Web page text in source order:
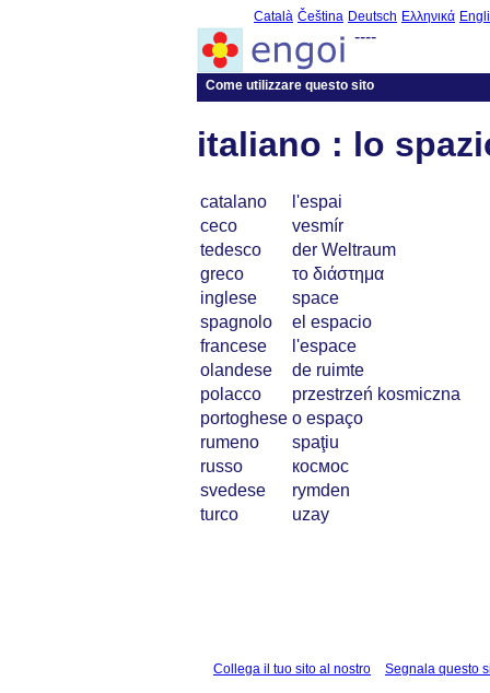
Català Čeština Deutsch Ελληνικά
----
Come utilizzare questo sito
italiano : lo
catalano
l'espai
ceco
vesmír
tedesco
der Weltraum
greco
το διάστημα
inglese
space
spagnolo
el espacio
francese
l'espace
olandese
de ruimte
polacco
przestrzeń kosmiczna
portoghese o espaço
rumeno
spaţiu
russo
космос
svedese
rymden
turco
uzay
Collega il tuo sito al nostro Segnala questo